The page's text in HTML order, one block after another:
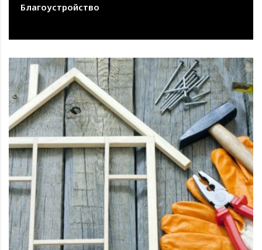
Благоустройство